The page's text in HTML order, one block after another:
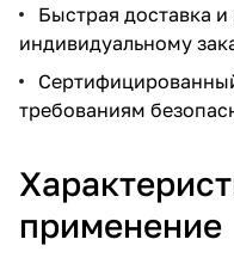
Быстрая доставка
индивидуальному
требованиям
применение